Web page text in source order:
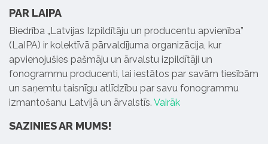
PAR LAIPA
Biedrība „Latvijas Izpildītāju un producentu apvienība”
(LaIPA) ir kolektīvā pārvaldījuma organizācija, kur
apvienojušies pašmāju un ārvalstu izpildītāji un
fonogrammu producenti, lai iestātos par savām tiesībām
un saņemtu taisnīgu atlīdzību par savu fonogrammu
izmantošanu Latvijā un ārvalstīs. Vairāk
SAZINIES AR MUMS!